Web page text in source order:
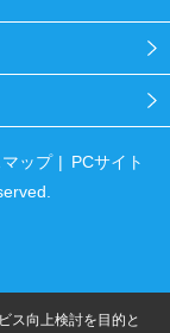
ップ
PCサイト
ス向上検討を目的と